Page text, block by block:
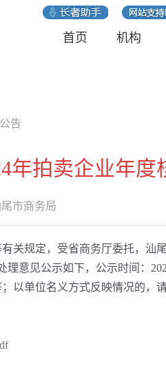
首页 机构
告
年拍卖企业年度
市商务局
规定，受省商务厅委托，汕尾
意见公示如下，公示时间：
以单位名义方式反映情况的